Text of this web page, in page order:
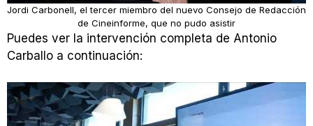
Jordi Carbonell, el tercer miembro del nuevo Consejo de Redacción
de Cineinforme, que no pudo asistir
Puedes ver la intervención completa de Antonio
Carballo a continuación: